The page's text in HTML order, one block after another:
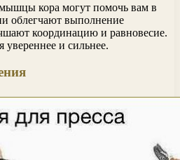
кора могут помочь вам в
облегчают выполнение
координацию и равновесие.
увереннее и сильнее.